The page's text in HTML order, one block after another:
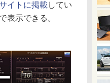
イトに掲載 してい
表示できる。